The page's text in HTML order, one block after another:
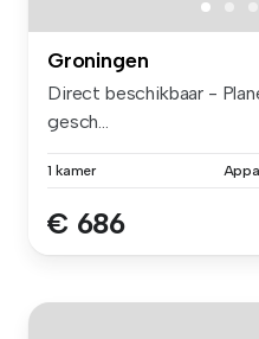
Groningen
Direct beschikbaar -
gesch...
1 kamer
€ 686